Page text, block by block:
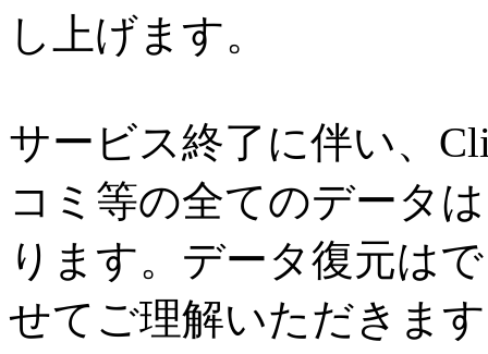
し上げます。
サービス終了に伴い、
コミ等の全てのデータ
ります。データ復元は
せてご理解いただきま